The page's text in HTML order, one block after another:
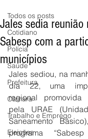
Todos os posts
Cotidiano
Polícia
Saúde
Prefeitura
Câmara
Trabalho e Emprego
Eleições
Jales sedia reunião
Sabesp com a
municípios
Jales sediou, na
dia 22, uma
regional
pela URAE
Saneamento
programa